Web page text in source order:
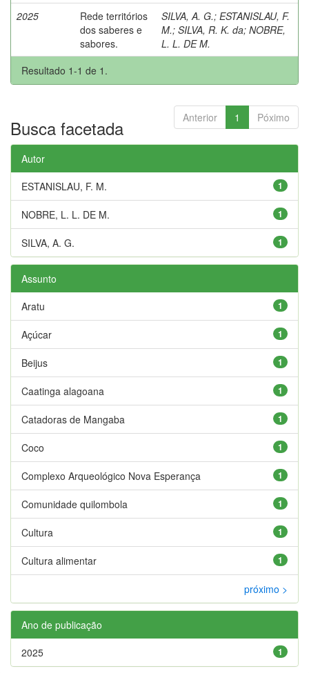
2025
Rede territórios
dos saberes e
sabores.
SILVA, A. G.; ESTANISLAU, F.
M.; SILVA, R. K. da; NOBRE,
L. L. DE M.
Resultado 1-1 de 1.
Anterior 1 Póximo
Busca facetada
Autor
1
ESTANISLAU, F. M.
1
NOBRE, L. L. DE M.
1
SILVA, A. G.
Assunto
1
Aratu
1
Açúcar
1
Beijus
1
Caatinga alagoana
1
Catadoras de Mangaba
1
Coco
1
Complexo Arqueológico Nova Esperança
1
Comunidade quilombola
1
Cultura
1
Cultura alimentar
próximo >
Ano de publicação
1
2025